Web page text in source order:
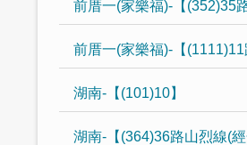
前厝一(家樂福)-【(352)35
前厝一(家樂福)-【(1111)11
湖南-【(101)10】
湖南-【(364)36路山烈線(經